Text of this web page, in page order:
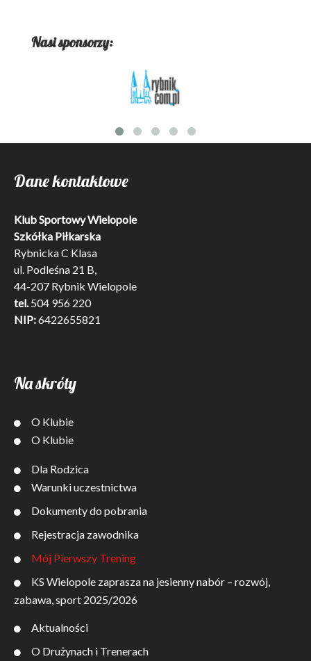
Nasi sponsorzy:
Dane kontaktowe
Klub Sportowy Wielopole
Szkółka Piłkarska
Rybnicka C Klasa
ul. Podleśna 21 B,
44-207 Rybnik Wielopole
tel. 504 956 220
NIP:6422655821
Na skróty
O Klubie
O Klubie
Dla Rodzica
Warunki uczestnictwa
Dokumenty do pobrania
Rejestracja zawodnika
Mój Pierwszy Trening
KS Wielopole zaprasza na jesienny nabór – rozwój,
zabawa, sport 2025/2026
Aktualności
O Drużynach i Trenerach